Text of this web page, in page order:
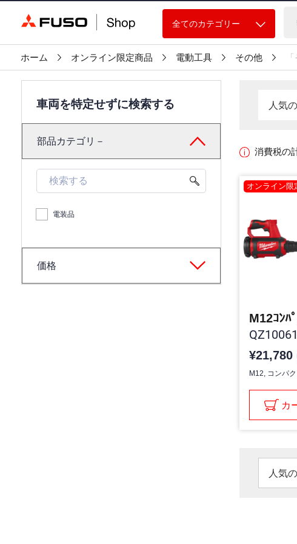
全てのカテゴリー
ホーム オンライン限定商品 電動工具 その他
車両を特定せずに検索する
部品カテゴリ－
電装品
価格
人気
消費税の
オンライン限
M12ｺﾝﾊ
¥21,780
M12, コンパ
カ
人気